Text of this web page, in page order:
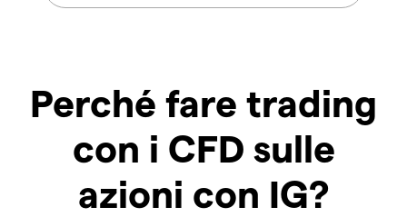
Perché fare trading
con i CFD sulle
azioni con IG?